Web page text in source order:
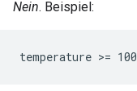
Nein. Beispiel:
temperature >= 100